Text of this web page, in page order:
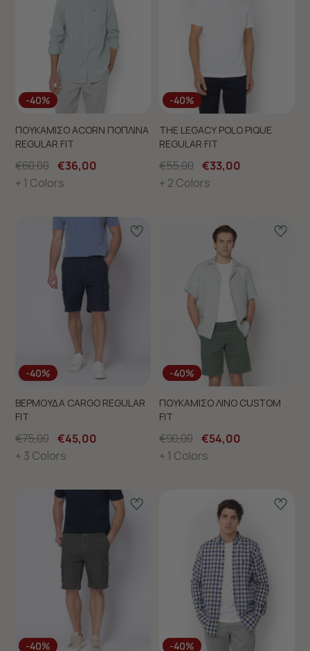
-40%
ΠΟΥΚΑΜΙΣΟ ACORN ΠΟΠΛΙΝΑ
REGULAR FIT
€60,00 €36,00
+ 1 Colors
-40%
THE LEGACY POLO PIQUE
REGULAR FIT
€55,00 €33,00
+ 2 Colors
-40%
ΒΕΡΜΟΥΔΑ CARGO REGULAR
FIT
€75,00 €45,00
+ 3 Colors
-40%
ΠΟΥΚΑΜΙΣΟ ΛΙΝΟ CUSTOM
FIT
€90,00 €54,00
+ 1 Colors
-40% -40%
GIFT IDEAS
GIFT IDEAS